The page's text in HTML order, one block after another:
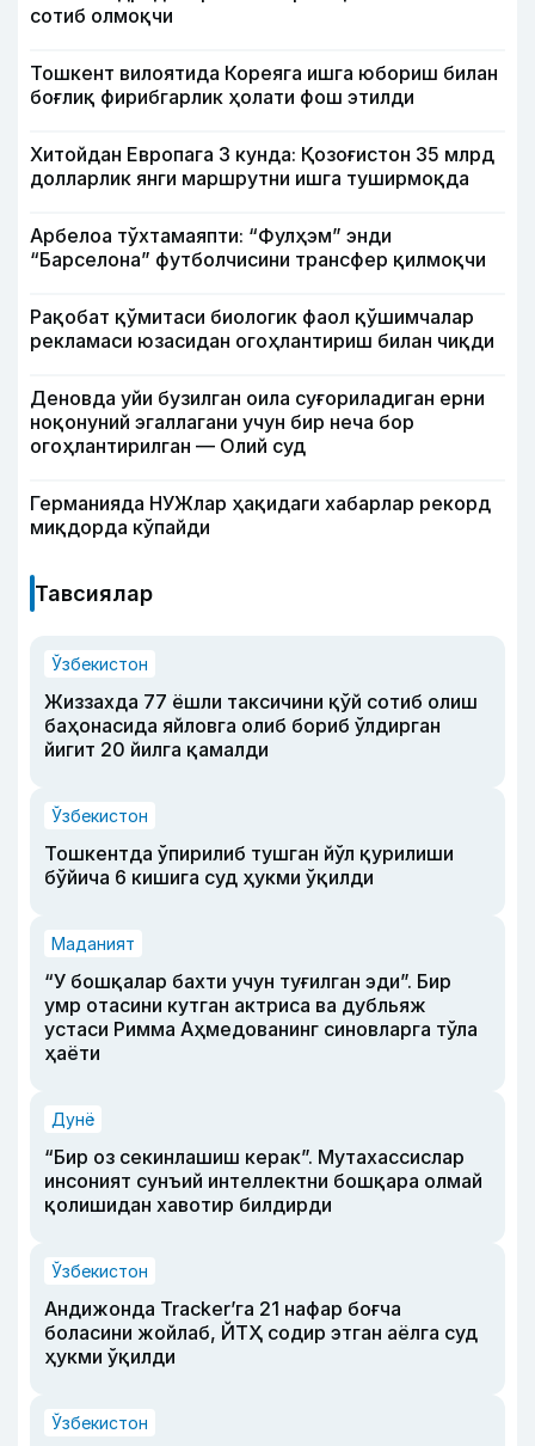
сотиб олмоқчи
Тошкент вилоятида Кореяга ишга юбориш билан
боғлиқ фирибгарлик ҳолати фош этилди
Хитойдан Европага 3 кунда: Қозоғистон 35 млрд
долларлик янги маршрутни ишга туширмоқда
Арбелоа тўхтамаяпти: “Фулҳэм” энди
“Барселона” футболчисини трансфер қилмоқчи
Рақобат қўмитаси биологик фаол қўшимчалар
рекламаси юзасидан огоҳлантириш билан чиқди
Деновда уйи бузилган оила суғориладиган ерни
ноқонуний эгаллагани учун бир неча бор
огоҳлантирилган — Олий суд
Германияда НУЖлар ҳақидаги хабарлар рекорд
миқдорда кўпайди
Тавсиялар
Ўзбекистон
Жиззахда 77 ёшли таксичини қўй сотиб олиш
баҳонасида яйловга олиб бориб ўлдирган
йигит 20 йилга қамалди
Ўзбекистон
Тошкентда ўпирилиб тушган йўл қурилиши
бўйича 6 кишига суд ҳукми ўқилди
Маданият
“У бошқалар бахти учун туғилган эди”. Бир
умр отасини кутган актриса ва дубльяж
устаси Римма Аҳмедованинг синовларга тўла
ҳаёти
Дунё
“Бир оз секинлашиш керак”. Мутахассислар
инсоният сунъий интеллектни бошқара олмай
қолишидан хавотир билдирди
Ўзбекистон
Андижонда Tracker’га 21 нафар боғча
боласини жойлаб, ЙТҲ содир этган аёлга суд
ҳукми ўқилди
Ўзбекистон